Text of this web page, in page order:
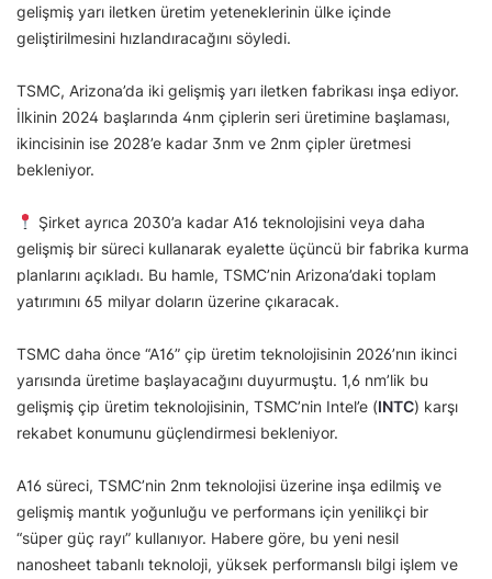
gelişmiş yarı iletken üretim yeteneklerinin ülke içinde
geliştirilmesini hızlandıracağını söyledi.
TSMC, Arizona’da iki gelişmiş yarı iletken fabrikası inşa ediyor.
İlkinin 2024 başlarında 4nm çiplerin seri üretimine başlaması,
ikincisinin ise 2028’e kadar 3nm ve 2nm çipler üretmesi
bekleniyor.
Şirket ayrıca 2030’a kadar A16 teknolojisini veya daha
gelişmiş bir süreci kullanarak eyalette üçüncü bir fabrika kurma
planlarını açıkladı. Bu hamle, TSMC’nin Arizona’daki toplam
yatırımını 65 milyar doların üzerine çıkaracak.
TSMC daha önce “A16” çip üretim teknolojisinin 2026’nın ikinci
yarısında üretime başlayacağını duyurmuştu. 1,6 nm’lik bu
gelişmiş çip üretim teknolojisinin, TSMC’nin Intel’e (INTC) karşı
rekabet konumunu güçlendirmesi bekleniyor.
A16 süreci, TSMC’nin 2nm teknolojisi üzerine inşa edilmiş ve
gelişmiş mantık yoğunluğu ve performans için yenilikçi bir
“süper güç rayı” kullanıyor. Habere göre, bu yeni nesil
nanosheet tabanlı teknoloji, yüksek performanslı bilgi işlem ve